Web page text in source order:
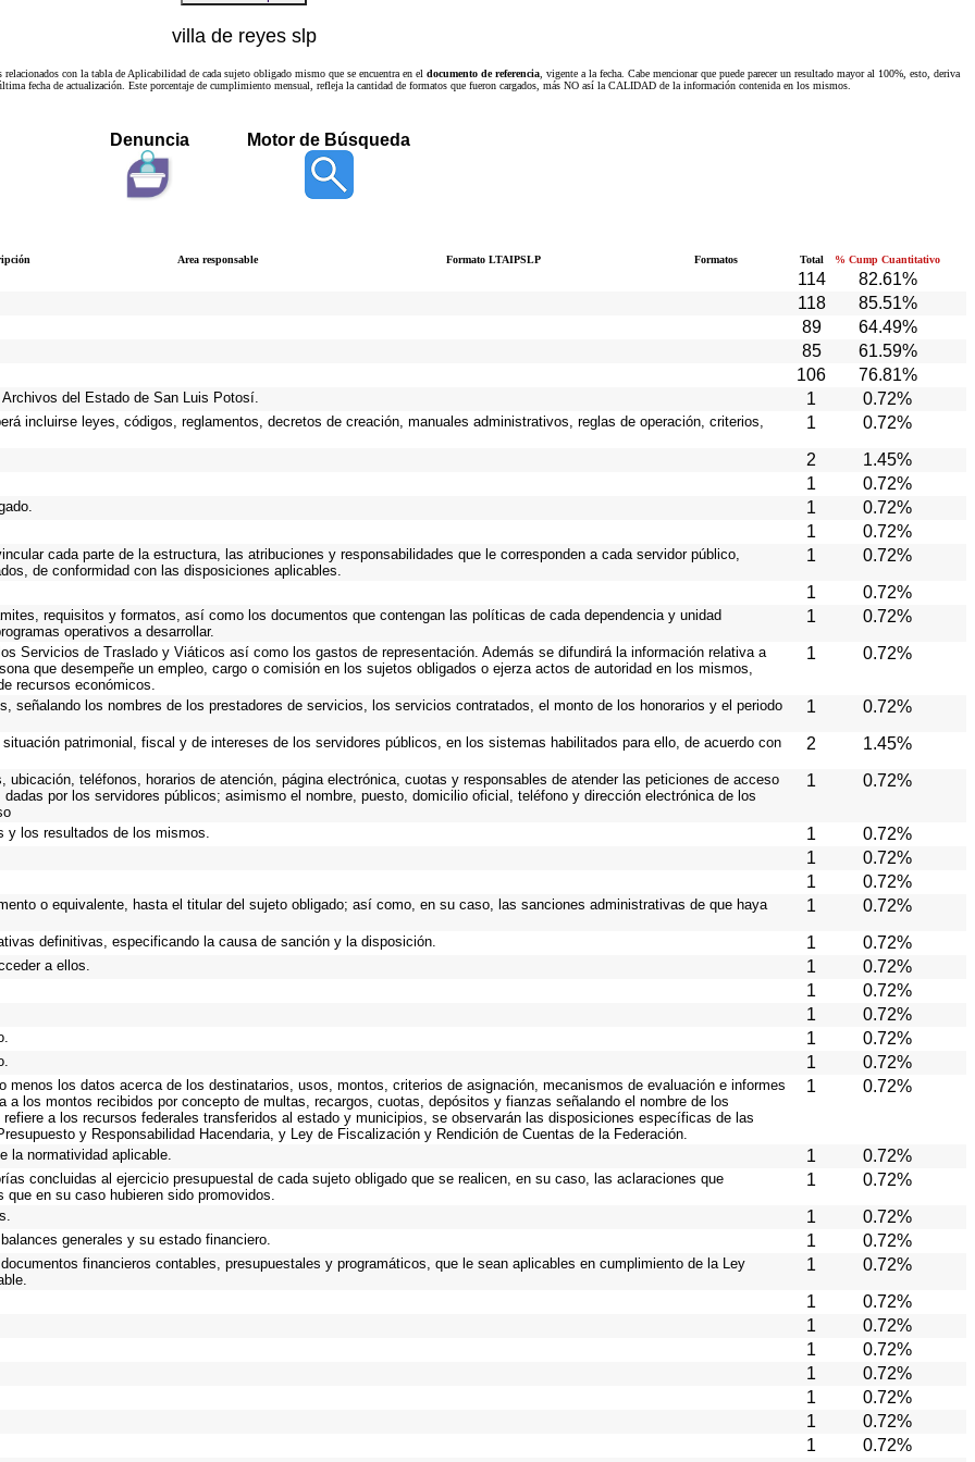
villa de reyes slp
con la tabla de Aplicabilidad de cada sujeto obligado mismo que se encuentra en el documento de referencia , vigente a la fecha. Cabe mencionar que puede parecer un resultado mayor al 100%, esto, deriva
fecha de actualización. Este porcentaje de cumplimiento mensual, refleja la cantidad de formatos que fueron cargados, más NO así la CALIDAD de la información contenida en los mismos.
Denuncia Motor de Búsqueda
Area responsable Formato LTAIPSLP Formatos Total % Cump Cuantitativo
114
82.61%
118
85.51%
89
64.49%
85
61.59%
106
76.81%
del Estado de San Luis Potosí. 1 0.72%
incluirse leyes, códigos, reglamentos, decretos de creación, manuales administrativos, reglas de operación, criterios, 1
0.72%
2
1.45%
1
0.72%
1
0.72%
1
0.72%
cada parte de la estructura, las atribuciones y responsabilidades que le corresponden a cada servidor público,
de conformidad con las disposiciones aplicables.
1
0.72%
1
0.72%
requisitos y formatos, así como los documentos que contengan las políticas de cada dependencia y unidad
operativos a desarrollar.
1 0.72%
Servicios de Traslado y Viáticos así como los gastos de representación. Además se difundirá la información relativa a
que desempeñe un empleo, cargo o comisión en los sujetos obligados o ejerza actos de autoridad en los mismos,
recursos económicos.
1 0.72%
señalando los nombres de los prestadores de servicios, los servicios contratados, el monto de los honorarios y el periodo 1 0.72%
patrimonial, fiscal y de intereses de los servidores públicos, en los sistemas habilitados para ello, de acuerdo con 2 1.45%
teléfonos, horarios de atención, página electrónica, cuotas y responsables de atender las peticiones de acceso
por los servidores públicos; asimismo el nombre, puesto, domicilio oficial, teléfono y dirección electrónica de los
1 0.72%
y los resultados de los mismos. 1
0.72%
1
0.72%
1
0.72%
o equivalente, hasta el titular del sujeto obligado; así como, en su caso, las sanciones administrativas de que haya 1 0.72%
definitivas, especificando la causa de sanción y la disposición. 1 0.72%
a ellos. 1
0.72%
1
0.72%
1
0.72%
1 0.72%
1 0.72%
los datos acerca de los destinatarios, usos, montos, criterios de asignación, mecanismos de evaluación e informes
los montos recibidos por concepto de multas, recargos, cuotas, depósitos y fianzas señalando el nombre de los
a los recursos federales transferidos al estado y municipios, se observarán las disposiciones específicas de las
y Responsabilidad Hacendaria, y Ley de Fiscalización y Rendición de Cuentas de la Federación.
1 0.72%
la normatividad aplicable. 1 0.72%
concluidas al ejercicio presupuestal de cada sujeto obligado que se realicen, en su caso, las aclaraciones que
en su caso hubieren sido promovidos.
1 0.72%
1 0.72%
generales y su estado financiero. 1 0.72%
financieros contables, presupuestales y programáticos, que le sean aplicables en cumplimiento de la Ley
1
0.72%
1
0.72%
1
0.72%
1
0.72%
1
0.72%
1
0.72%
1
0.72%
1
0.72%